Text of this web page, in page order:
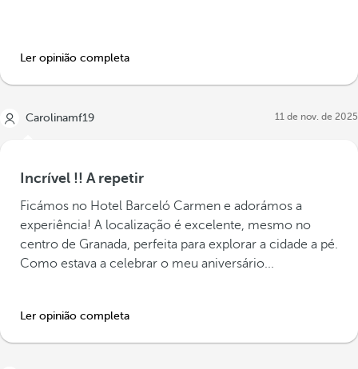
Ler opinião completa
Carolinamf19 11 de nov. de 2025
Incrível !! A repetir
Ficámos no Hotel Barceló Carmen e adorámos a
experiência! A localização é excelente, mesmo no
centro de Granada, perfeita para explorar a cidade a pé.
Como estava a celebrar o meu aniversário...
Ler opinião completa